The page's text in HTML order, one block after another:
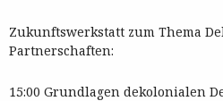
Zukunftswerkstatt zum Thema
Partnerschaften:
15:00 Grundlagen dekolonialen